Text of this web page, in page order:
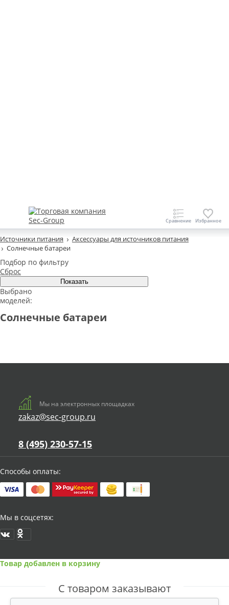
Источники питания
Аксессуары для источников питания
Солнечные батареи
Подбор по фильтру
Сброс
Выбрано
моделей:
Солнечные батареи
Мы на электронных площадках
zakaz@sec-group.ru
8 (495) 230-57-15
Способы оплаты:
Мы в соцсетях:
Товар добавлен в корзину
С товаром заказывают